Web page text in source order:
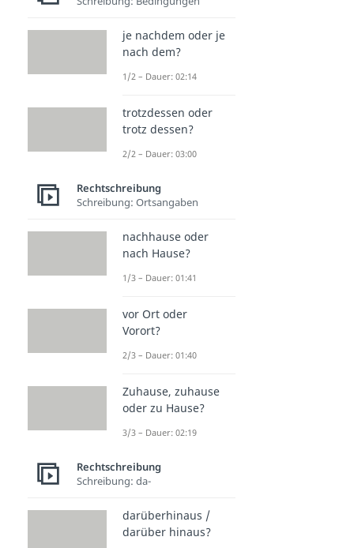
je nachdem oder je
nach dem?
1/2 – Dauer: 02:14
trotzdessen oder
trotz dessen?
2/2 – Dauer: 03:00
Rechtschreibung
Schreibung: Ortsangaben
nachhause oder
nach Hause?
1/3 – Dauer: 01:41
vor Ort oder
Vorort?
2/3 – Dauer: 01:40
Zuhause, zuhause
oder zu Hause?
3/3 – Dauer: 02:19
Rechtschreibung
Schreibung: da-
darüberhinaus /
darüber hinaus?